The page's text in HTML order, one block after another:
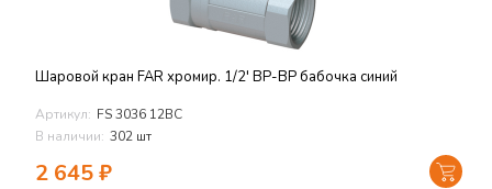
Шаровой кран FAR хромир. 1/2' ВР-ВР бабочка синий
Артикул: FS 3036 12BC
В наличии: 302 шт
2 645₽